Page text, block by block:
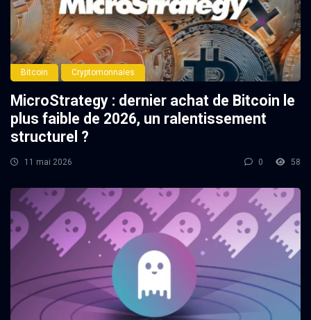
Bitcoin Cryptomonnaies
MicroStrategy : dernier achat de Bitcoin le
plus faible de 2026, un ralentissement
structurel ?
11 mai 2026 0 58